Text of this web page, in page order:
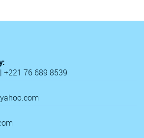
+221 76 689 8539